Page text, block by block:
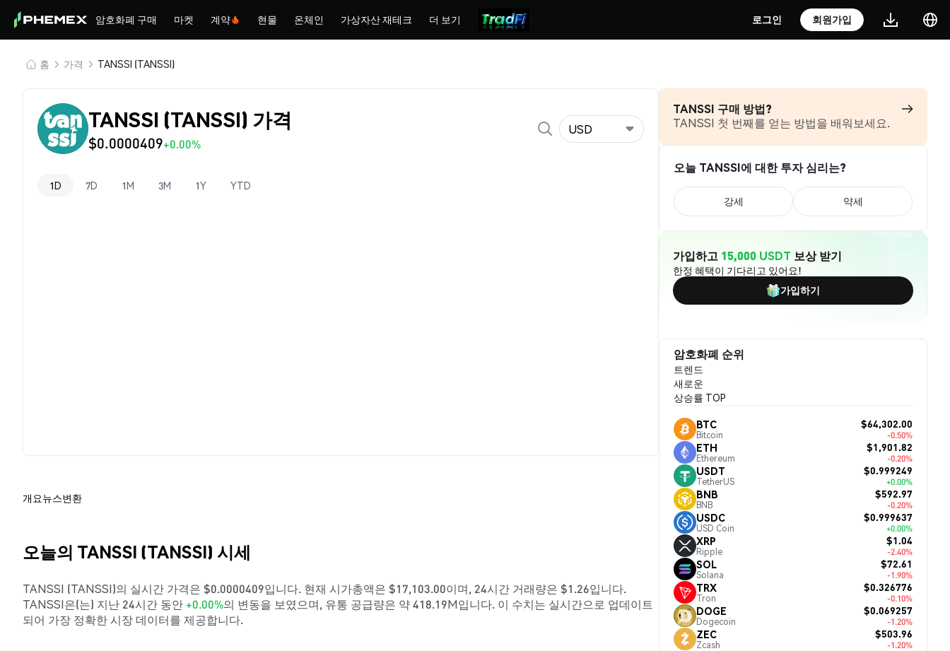
암호화폐 구매 마켓 계약 현물 온체인 가상자산 재테크 더 보기 로그인 회원가입
홈 가격 TANSSI (TANSSI)
TANSSI (TANSSI) 가격
$0.0000409+0.00%
USD
1D 7D 1M 3M 1Y YTD
개요뉴스변환
오늘의 TANSSI (TANSSI) 시세
TANSSI (TANSSI)의 실시간 가격은 $0.0000409입니다. 현재 시가총액은 $17,103.00이며, 24시간 거래량은 $1.26입니다.
TANSSI은(는) 지난 24시간 동안+0.00%의 변동을 보였으며, 유통 공급량은 약 418.19M입니다. 이 수치는 실시간으로 업데이트
되어 가장 정확한 시장 데이터를 제공합니다.
TANSSI 구매 방법?
TANSSI 첫 번째를 얻는 방법을 배워보세요.
오늘 TANSSI에 대한 투자 심리는?
강세 약세
가입하고 15,000 USDT 보상 받기
한정 혜택이 기다리고 있어요!
가입하기
암호화폐 순위
트렌드
새로운
상승률 TOP
BTC
Bitcoin
$64,302.00
-0.50%
ETH
Ethereum
$1,901.82
-0.20%
USDT
TetherUS
$0.999249
+0.00%
BNB
BNB
$592.97
-0.20%
USDC
USD Coin
$0.999637
+0.00%
XRP
Ripple
$1.04
-2.40%
SOL
Solana
$72.61
-1.90%
TRX
Tron
$0.326776
-0.10%
DOGE
Dogecoin
$0.069257
-1.20%
ZEC
Zcash
$503.96
-1.20%